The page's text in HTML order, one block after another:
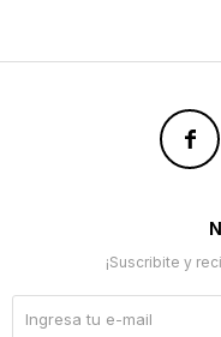

¡Suscribite y